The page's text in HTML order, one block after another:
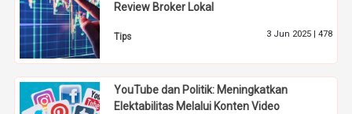
Review Broker Lokal
Tips 3 Jun 2025 | 478
YouTube dan Politik: Meningkatkan
Elektabilitas Melalui Konten Video